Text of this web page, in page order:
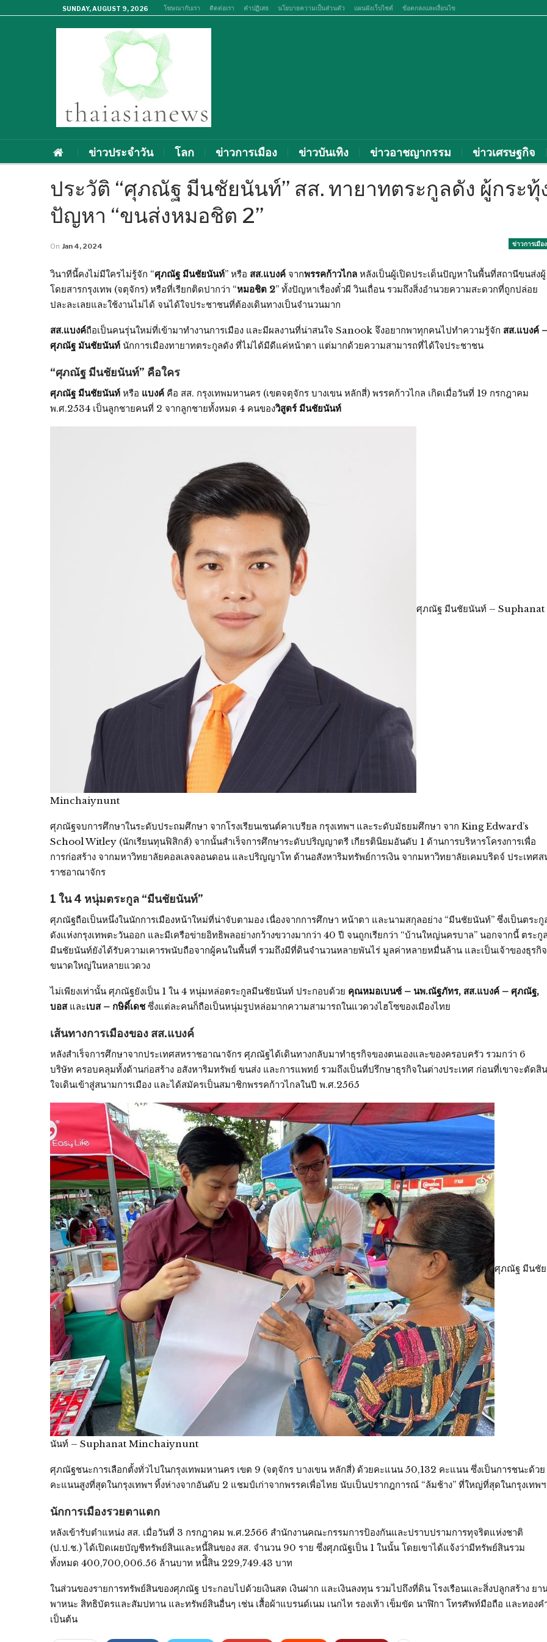
SUNDAY, AUGUST 9, 2026 โฆษณากับเรา ติดต่อเรา คำปฏิเสธ นโยบายความเป็นส่วนตัว แผนผังเว็บไซต์ ข้อตกลงและเงื่อนไข
ข่าวประจำวัน โลก ข่าวการเมือง ข่าวบันเทิง ข่าวอาชญากรรม ข่าวเศรษฐกิจ
ประวัติ “ศุภณัฐ มีนชัยนันท์” สส. ทายาทตระกูลดัง ผู้กระทุ้
ปัญหา “ขนส่งหมอชิต 2”
ข่าวการเมือง
On Jan 4, 2024
วินาทีนี้คงไม่มีใครไม่รู้จัก “ศุภณัฐ มีนชัยนันท์” หรือ สส.แบงค์ จากพรรคก้าวไกล หลังเป็นผู้เปิดประเด็นปัญหาในพื้นที่สถานีขนส่งผู้
โดยสารกรุงเทพ (จตุจักร) หรือที่เรียกติดปากว่า “หมอชิต 2” ทั้งปัญหาเรื่องตั๋วผี วินเถื่อน รวมถึงสิ่งอำนวยความสะดวกที่ถูกปล่อย
ปละละเลยและใช้งานไม่ได้ จนได้ใจประชาชนที่ต้องเดินทางเป็นจำนวนมาก
สส.แบงค์ถือเป็นคนรุ่นใหม่ที่เข้ามาทำงานการเมือง และมีผลงานที่น่าสนใจ Sanook จึงอยากพาทุกคนไปทำความรู้จัก สส.แบงค์
ศุภณัฐ มันชัยนันท์ นักการเมืองทายาทตระกูลดัง ที่ไม่ได้มีดีแค่หน้าตา แต่มากด้วยความสามารถที่ได้ใจประชาชน
“ศุภณัฐ มีนชัยนันท์” คือใคร
ศุภณัฐ มีนชัยนันท์ หรือ แบงค์ คือ สส. กรุงเทพมหานคร (เขตจตุจักร บางเขน หลักสี่) พรรคก้าวไกล เกิดเมื่อวันที่ 19 กรกฎาคม
พ.ศ.2534 เป็นลูกชายคนที่ 2 จากลูกชายทั้งหมด 4 คนของวิสูตร์ มีนชัยนันท์
ศุภณัฐ มีนชัยนันท์ – Suphanat
Minchaiynunt
ศุภณัฐจบการศึกษาในระดับประถมศึกษา จากโรงเรียนเซนต์คาเบรียล กรุงเทพฯ และระดับมัธยมศึกษา จาก King Edward’s
School Witley (นักเรียนทุนฟิสิกส์) จากนั้นสำเร็จการศึกษาระดับปริญญาตรี เกียรตินิยมอันดับ 1 ด้านการบริหารโครงการเพื่อ
การก่อสร้าง จากมหาวิทยาลัยคอลเลจลอนดอน และปริญญาโท ด้านอสังหาริมทรัพย์การเงิน จากมหาวิทยาลัยเคมบริดจ์ ประเทศส
ราชอาณาจักร
1 ใน 4 หนุ่มตระกูล “มีนชัยนันท์”
ศุภณัฐถือเป็นหนึ่งในนักการเมืองหน้าใหม่ที่น่าจับตามอง เนื่องจากการศึกษา หน้าตา และนามสกุลอย่าง “มีนชัยนันท์” ซึ่งเป็นตระกู
ดังแห่งกรุงเทพตะวันออก และมีเครือข่ายอิทธิพลอย่างกว้างขวางมากว่า 40 ปี จนถูกเรียกว่า “บ้านใหญ่นครบาล” นอกจากนี้ ตระกูล
มีนชัยนันท์ยังได้รับความเคารพนับถือจากผู้คนในพื้นที่ รวมถึงมีที่ดินจำนวนหลายพันไร่ มูลค่าหลายหมื่นล้าน และเป็นเจ้าของธุรกิจ
ขนาดใหญ่ในหลายแวดวง
ไม่เพียงเท่านั้น ศุภณัฐยังเป็น 1 ใน 4 หนุ่มหล่อตระกูลมีนชัยนันท์ ประกอบด้วย คุณหมอเบนซ์ – นพ.ณัฐภัทร, สส.แบงค์ – ศุภณัฐ,
บอส และเบส – กษิดิ์เดชซึ่งแต่ละคนก็ถือเป็นหนุ่มรูปหล่อมากความสามารถในแวดวงไฮโซของเมืองไทย
เส้นทางการเมืองของ สส.แบงค์
หลังสำเร็จการศึกษาจากประเทศสหราชอาณาจักร ศุภณัฐได้เดินทางกลับมาทำธุรกิจของตนเองและของครอบครัว รวมกว่า 6
บริษัท ครอบคลุมทั้งด้านก่อสร้าง อสังหาริมทรัพย์ ขนส่ง และการแพทย์ รวมถึงเป็นที่ปรึกษาธุรกิจในต่างประเทศ ก่อนที่เขาจะตัดสิน
ใจเดินเข้าสู่สนามการเมือง และได้สมัครเป็นสมาชิกพรรคก้าวไกลในปี พ.ศ.2565
ศุภณัฐ มีนชัย
นันท์ – Suphanat Minchaiynunt
ศุภณัฐชนะการเลือกตั้งทั่วไปในกรุงเทพมหานคร เขต 9 (จตุจักร บางเขน หลักสี่) ด้วยคะแนน 50,132 คะแนน ซึ่งเป็นการชนะด้วย
คะแนนสูงที่สุดในกรุงเทพฯ ทิ้งห่างจากอันดับ 2 แชมป์เก่าจากพรรคเพื่อไทย นับเป็นปรากฎการณ์ “ล้มช้าง” ที่ใหญ่ที่สุดในกรุงเทพฯ
นักการเมืองรวยตาแตก
หลังเข้ารับตำแหน่ง สส. เมื่อวันที่ 3 กรกฎาคม พ.ศ.2566 สำนักงานคณะกรรมการป้องกันและปราบปรามการทุจริตแห่งชาติ
(ป.ป.ช.) ได้เปิดเผยบัญชีทรัพย์สินและหนี้สินของ สส. จำนวน 90 ราย ซึ่งศุภณัฐเป็น 1 ในนั้น โดยเขาได้แจ้งว่ามีทรัพย์สินรวม
ทั้งหมด 400,700,006.56 ล้านบาท หนี้ิสิน 229,749.43 บาท
ในส่วนของรายการทรัพย์สินของศุภณัฐ ประกอบไปด้วยเงินสด เงินฝาก และเงินลงทุน รวมไปถึงที่ดิน โรงเรือนและสิ่งปลูกสร้าง ยา
พาหนะ สิทธิบัตรและสัมปทาน และทรัพย์สินอื่นๆ เช่น เสื้อผ้าแบรนด์เนม เนกไท รองเท้า เข็มขัด นาฬิกา โทรศัพท์มือถือ และทองค
เป็นต้น